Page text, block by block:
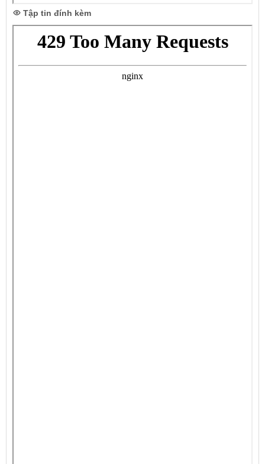
Tập tin đính kèm